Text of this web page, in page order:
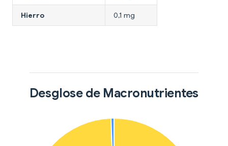
Hierro 0,1 mg
Desglose de Macronutrientes